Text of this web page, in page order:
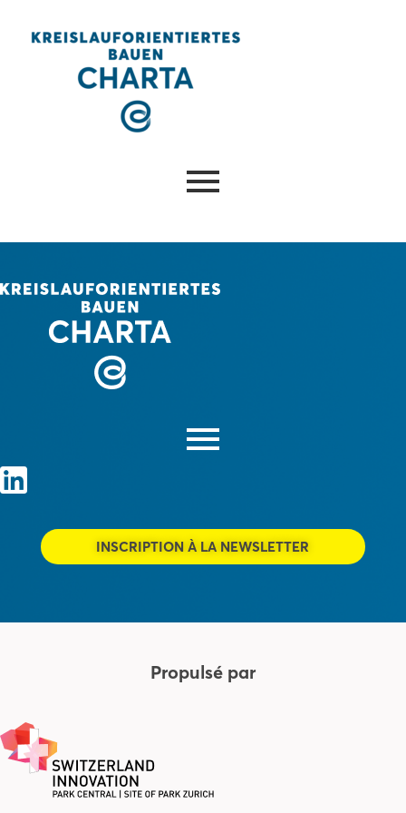
INSCRIPTION À LA NEWSLETTER
Propulsé par